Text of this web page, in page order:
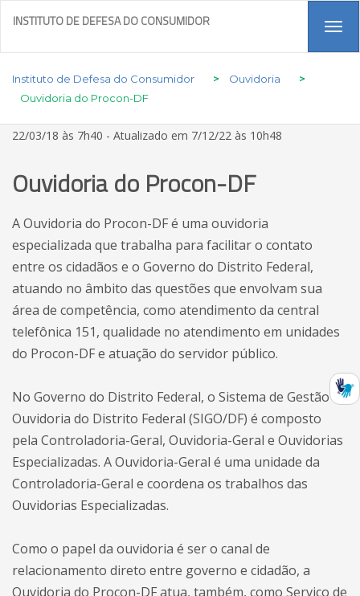
INSTITUTO DE DEFESA DO CONSUMIDOR
Instituto de Defesa do Consumidor > Ouvidoria
>
Ouvidoria do Procon-DF
22/03/18 às 7h40 - Atualizado em 7/12/22 às 10h48
Ouvidoria do Procon-DF
A Ouvidoria do Procon-DF é uma ouvidoria
especializada que trabalha para facilitar o contato
entre os cidadãos e o Governo do Distrito Federal,
atuando no âmbito das questões que envolvam sua
área de competência, como atendimento da central
telefônica 151, qualidade no atendimento em unidades
do Procon-DF e atuação do servidor público.
No Governo do Distrito Federal, o Sistema de Gestão de
Ouvidoria do Distrito Federal (SIGO/DF) é composto
pela Controladoria-Geral, Ouvidoria-Geral e Ouvidorias
Especializadas. A Ouvidoria-Geral é uma unidade da
Controladoria-Geral e coordena os trabalhos das
Ouvidorias Especializadas.
Como o papel da ouvidoria é ser o canal de
relacionamento direto entre governo e cidadão, a
Ouvidoria do Procon-DF atua, também, como Serviço de